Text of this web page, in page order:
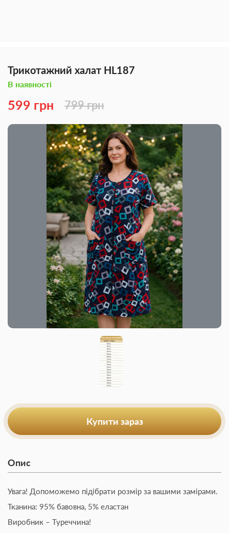
Трикотажний халат HL187
В наявності
599 грн 799 грн
Купити зараз
Опис
Увага! Допоможемо підібрати розмір за вашими замірами.
Тканина: 95% бавовна, 5% еластан
Виробник – Туреччина!